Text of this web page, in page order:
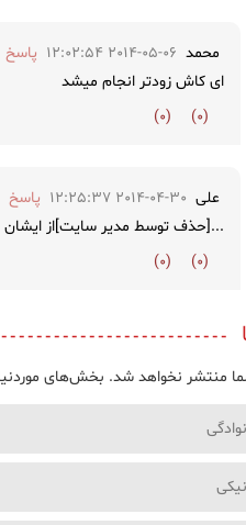
محمد 2014-05-06 12:02:54
پاسخ
ای کاش زودتر انجام میشد
(
0
)
(
0
)
علی 2014-04-30 12:25:37
پاسخ
...[حذف توسط مدیر سایت]از ایشان
(
0
)
(
0
)
منتشر نخواهد شد. بخش‌های